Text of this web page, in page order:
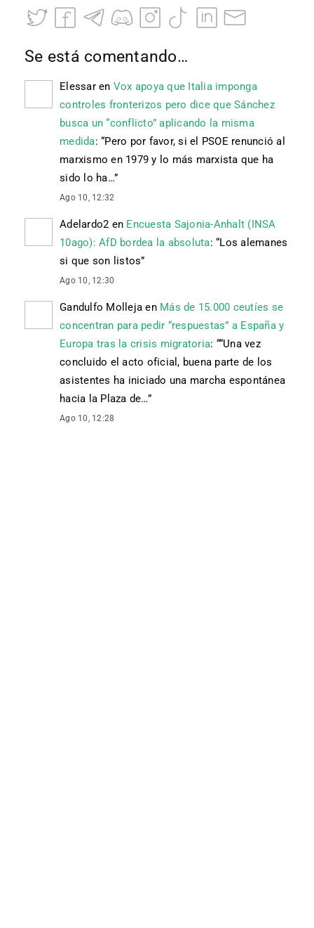
Se está comentando…
Elessaren Vox apoya que Italia imponga
controles fronterizos pero dice que Sánchez
busca un “conflicto” aplicando la misma
medida: “Pero por favor, si el PSOE renunció al
marxismo en 1979 y lo más marxista que ha
sido lo ha…”
Ago 10, 12:32
Adelardo2 en Encuesta Sajonia-Anhalt (INSA
10ago): AfD bordea la absoluta: “Los alemanes
si que son listos”
Ago 10, 12:30
Gandulfo Molleja en Más de 15.000 ceutíes se
concentran para pedir “respuestas” a España y
Europa tras la crisis migratoria: ““Una vez
concluido el acto oficial, buena parte de los
asistentes ha iniciado una marcha espontánea
hacia la Plaza de…”
Ago 10, 12:28